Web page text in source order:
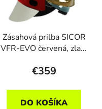
Zásahová prilba SICOR
VFR-EVO červená, zlatý
€359
DO KOŠÍKA